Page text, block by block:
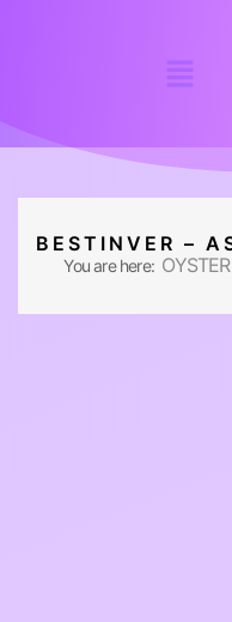
BESTINVER –
You are here: